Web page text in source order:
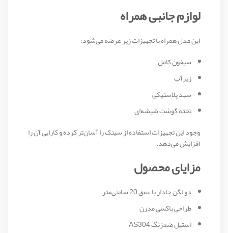
لوازم جانبی همراه
این مدل همراه با تجهیزات زیر عرضه می‌شود:
سیفون کامل
زیرآب
سبد پلاستیکی
تخته گوشت شیشه‌ای
وجود این تجهیزات استفاده از سینک را آسان‌تر کرده و کارایی آن را
افزایش می‌دهد.
مزایای محصول
دو لگن جادار با عمق 20 سانتی‌متر
طراحی باکسی مدرن
استیل ضدزنگ AS304